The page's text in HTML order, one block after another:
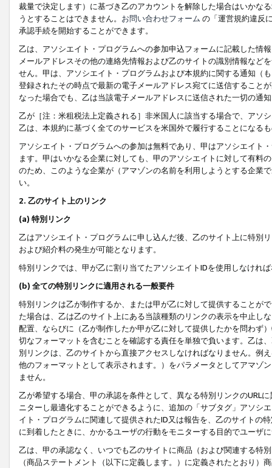
裁量で決定します）に基づき乙のアカウントを解除した場合はいかな
うとすることはできません。 お問い合わせフォーム の「運営規約違反
承認手続を開始することができます。
乙は、アソシエイト・プログラムへの参加申込フォームに記載した情
メールアドレスその他の連絡先情報および乙のサイトの識別情報など
せん。甲は、アソシエイト・プログラムおよび本規約に関する通知（
登録されたその時点で最新の電子メールアドレス宛てに送信すること
なった場合でも、乙は当該電子メールアドレスに送信された一切の通
乙が［注：米租税法上定義される］非米国人に該当する場合で、アソ
乙は、本規約に基づく全てのサービスを米国外で履行することになる
アソシエイト・プログラムへの参加は無料であり、甲はアソシエイト
ます。甲はいかなる企業に対しても、甲のアソシエイトに対して有料
のため、このような企業が（アマゾンの名前を利用しようとする企業
い。
2. 乙のサイト上のリンク
(a) 特別リンク
乙はアソシエイト・プログラムに申し込んだ後、乙のサイト上に特別
および紹介料の発生が可能となります。
特別リンクでは、甲が乙に割り当てたアソシエイトIDを使用しなけれ
(b) 全ての特別リンクに適用される一般要件
特別リンクは乙が制作するか、または甲が乙に対して提供することが
た場合は、乙は乙のサイト上にある当該種類のリンクの表示を中止し
配置、ならびに（乙が制作したか甲が乙に対して提供したかを問わず
切なフォーマットを含むことを確認する責任を単独で負います。乙は
別リンクは、乙のサイトから直接アクセスしなければなりません。例
他のフォーマットとして表示されます。）をパラメータとしてアマゾ
ません。
乙が希望する場合、甲の承認を条件として、異なる特別リンクのURL
ニターし最適化することができるように、追加の「サブタグ」アソシ
イト・プログラムに関連して提供されたID又は報告を、乙のサイトの
に到着したときに、かかるユーザの行動をモニターする目的でユーザ
乙は、甲の承認なく、いつでも乙のサイトに商品（および関連する特
（商品ステートメント（以下に定義します。）に定義されたとおり